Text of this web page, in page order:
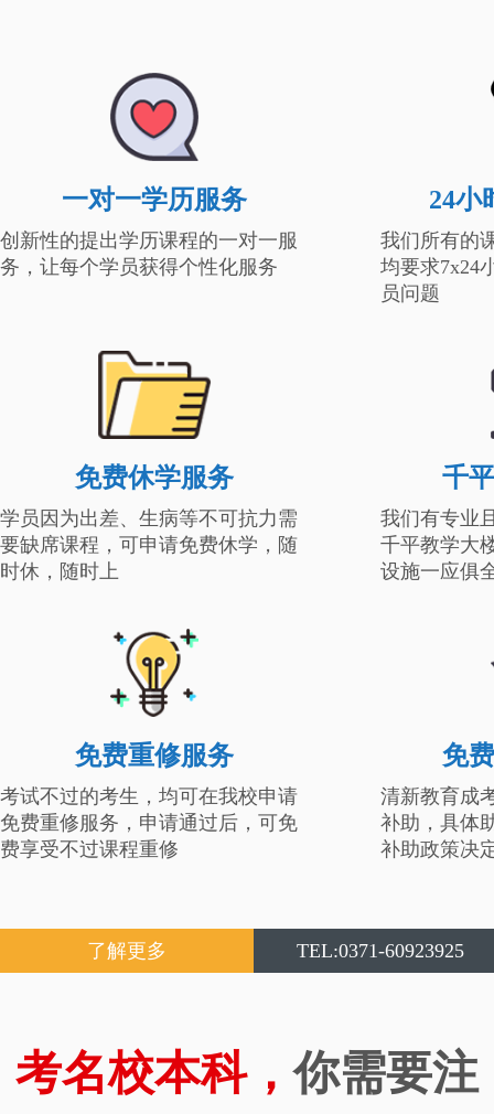
一对一学历服务
创新性的提出学历课程的一对一服
务，让每个学员获得个性化服务
24小
我们所有的
均要求7x24
员问题
免费休学服务
学员因为出差、生病等不可抗力需
要缺席课程，可申请免费休学，随
时休，随时上
千
我们有专业
千平教学大
设施一应俱
免费重修服务
考试不过的考生，均可在我校申请
免费重修服务，申请通过后，可免
费享受不过课程重修
免
清新教育成
补助，具体
补助政策决
了解更多 TEL:0371-60923925
考名校本科，你需要注